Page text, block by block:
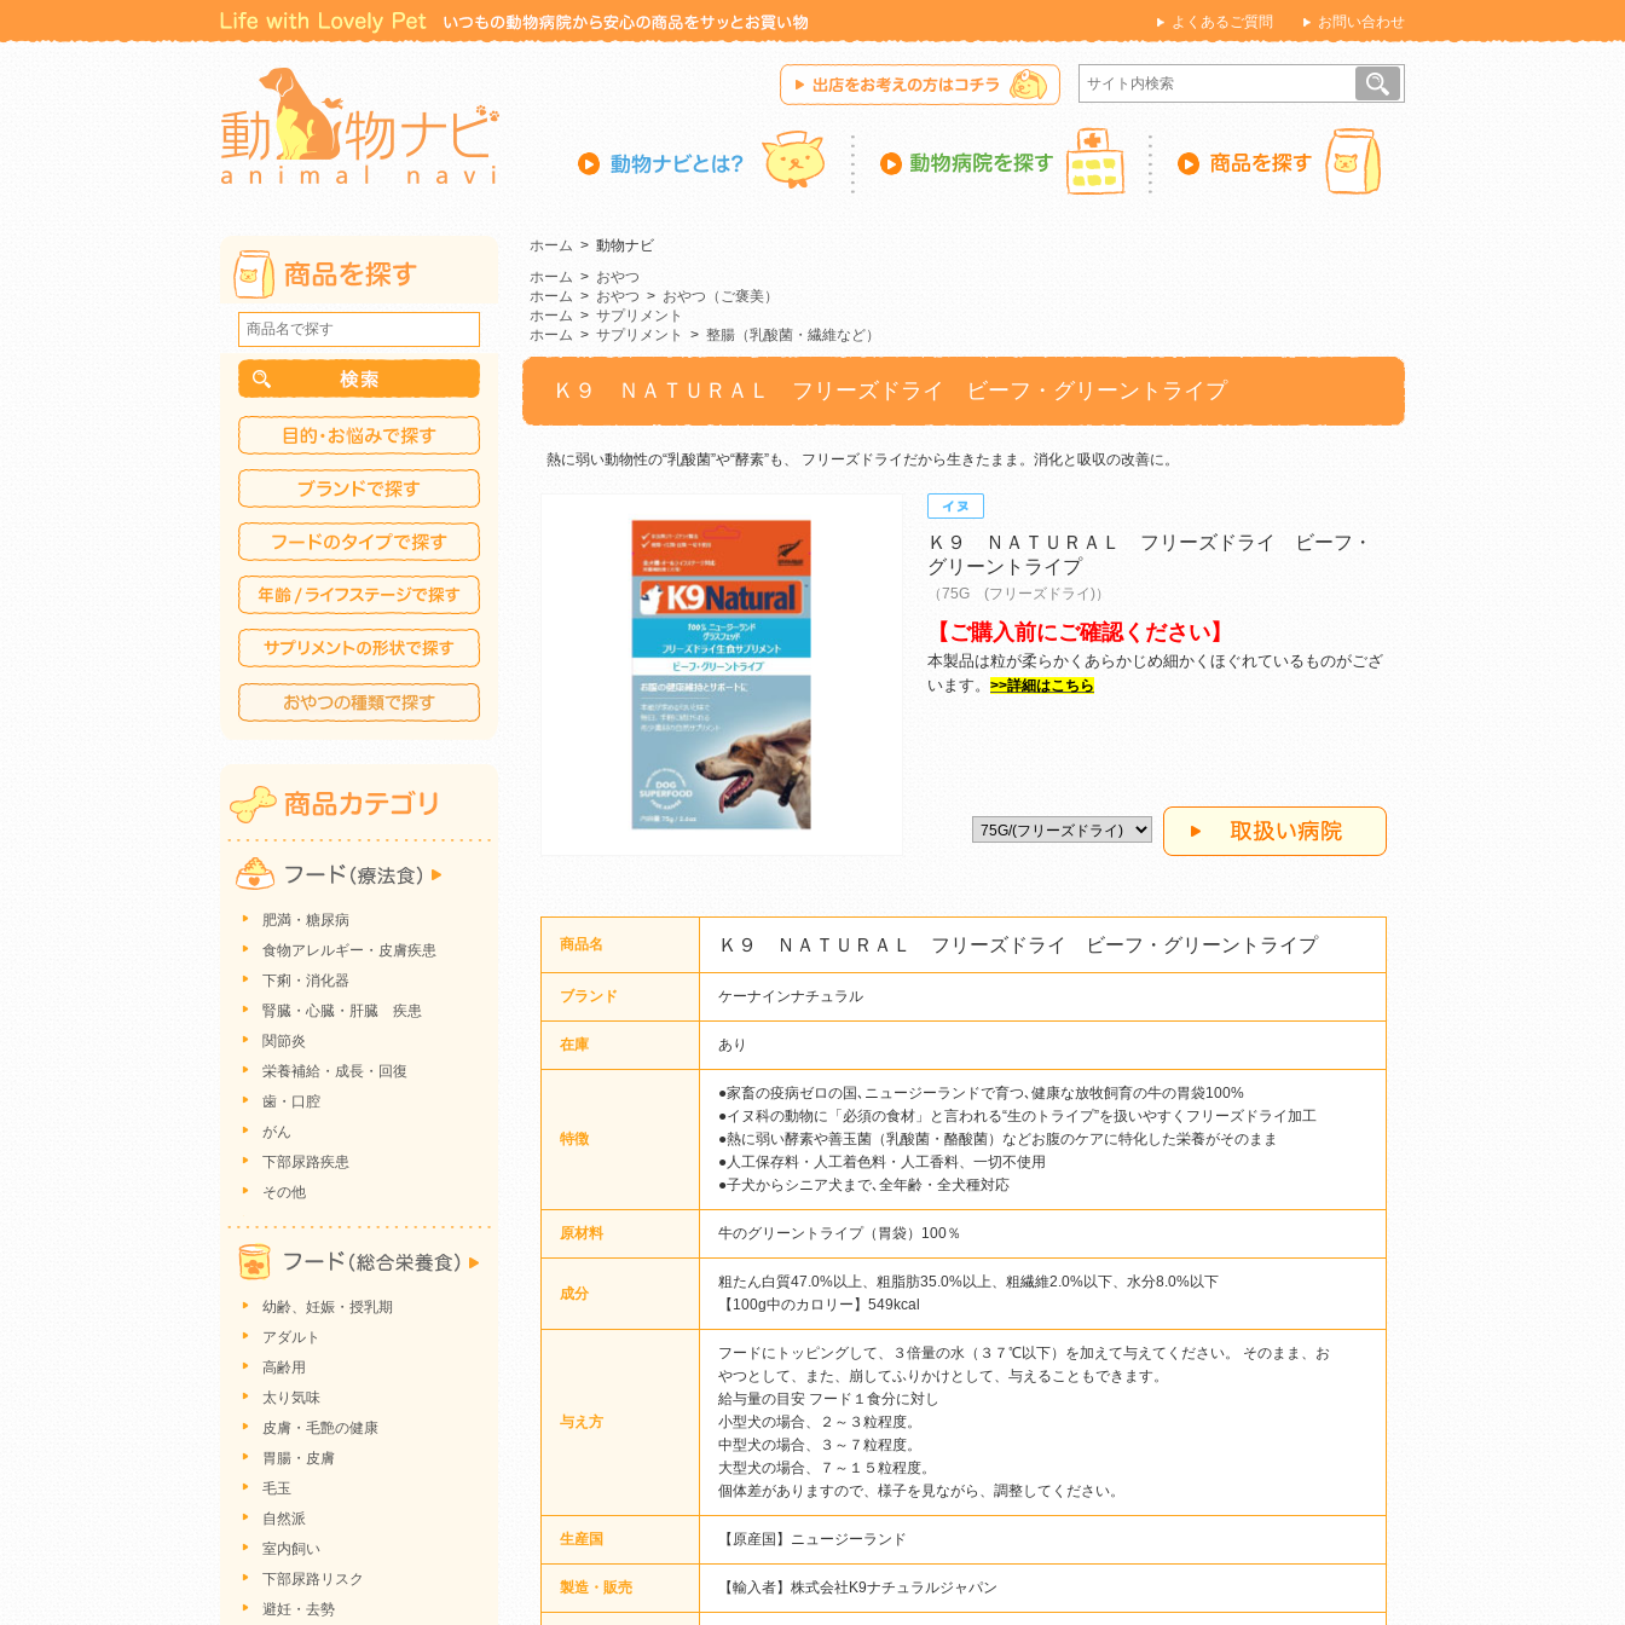
よくあるご質問 お問い合わせ
ホーム > 動物ナビ
ホーム > おやつ
ホーム > おやつ > おやつ（ご褒美）
ホーム > サプリメント
ホーム > サプリメント > 整腸（乳酸菌・繊維など）
Ｋ９ ＮＡＴＵＲＡＬ フリーズドライ ビーフ・グリーントライプ
熱に弱い動物性の“乳酸菌”や“酵素”も、 フリーズドライだから生きたまま。消化と吸収の改善に。
Ｋ９ ＮＡＴＵＲＡＬ フリーズドライ ビーフ・
グリーントライプ
（75G (フリーズドライ)）
【ご購入前にご確認ください】
本製品は粒が柔らかくあらかじめ細かくほぐれているものがござ
います。 >>詳細はこちら
商品名 Ｋ９ ＮＡＴＵＲＡＬ フリーズドライ ビーフ・グリーントライプ
ブランド ケーナインナチュラル
在庫 あり
特徴
●家畜の疫病ゼロの国､ニュージーランドで育つ､健康な放牧飼育の牛の胃袋100%
●イヌ科の動物に「必須の食材」と言われる“生のトライプ”を扱いやすくフリーズドライ加工
●熱に弱い酵素や善玉菌（乳酸菌・酪酸菌）などお腹のケアに特化した栄養がそのまま
●人工保存料・人工着色料・人工香料、一切不使用
●子犬からシニア犬まで､全年齢・全犬種対応
原材料 牛のグリーントライプ（胃袋）100％
成分
粗たん白質47.0%以上、粗脂肪35.0%以上、粗繊維2.0%以下、水分8.0%以下
【100g中のカロリー】549kcal
与え方
フードにトッピングして、３倍量の水（３７℃以下）を加えて与えてください。 そのまま、お
やつとして、また、崩してふりかけとして、与えることもできます。
給与量の目安 フード１食分に対し
小型犬の場合、２～３粒程度。
中型犬の場合、３～７粒程度。
大型犬の場合、７～１５粒程度。
個体差がありますので、様子を見ながら、調整してください。
生産国 【原産国】ニュージーランド
製造・販売 【輸入者】株式会社K9ナチュラルジャパン
肥満・糖尿病
食物アレルギー・皮膚疾患
下痢・消化器
腎臓・心臓・肝臓 疾患
関節炎
栄養補給・成長・回復
歯・口腔
がん
下部尿路疾患
その他
幼齢、妊娠・授乳期
アダルト
高齢用
太り気味
皮膚・毛艶の健康
胃腸・皮膚
毛玉
自然派
室内飼い
下部尿路リスク
避妊・去勢